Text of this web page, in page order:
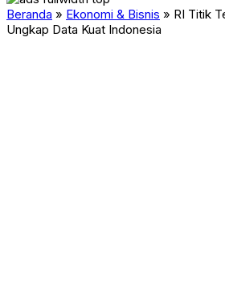
Beranda » Ekonomi & Bisnis » RI Titik
Ungkap Data Kuat Indonesia